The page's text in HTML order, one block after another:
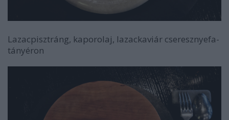
Lazacpisztráng, kaporolaj, lazackaviár cseresznyefa-
tányéron